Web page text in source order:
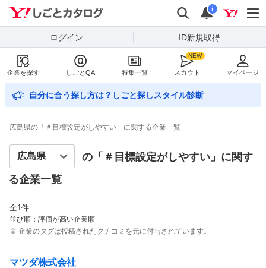
Yahoo!しごとカタログ
検索
通知
i
ログイン ID新規取得
企業を探す しごとQA 特集一覧 スカウト マイページ
自分に合う探し方は？しごと探しスタイル診断
広島県の「＃目標設定がしやすい」に関する企業一覧
の「＃ 目標設定がしやすい 」に関す
る企業一覧
全1件
並び順：評価が高い企業順
※ 企業のタグは投稿されたクチコミを元に付与されています。
マツダ株式会社